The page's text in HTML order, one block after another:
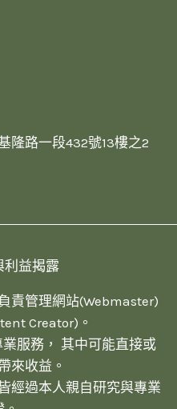
隆路一段432號13樓之2
利益揭露
責管理網站(Webmaster)
Creator)。
服務， 其中可能直接或
來收益。
經過本人親自研究與專業